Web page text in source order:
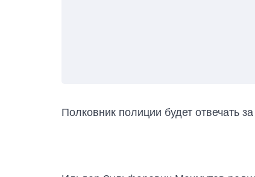
Полковник полиции будет отвечать